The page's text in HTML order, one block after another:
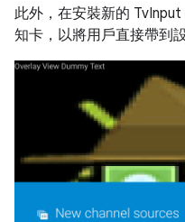
此外，在安裝新的
知卡，以將用戶直接帶到